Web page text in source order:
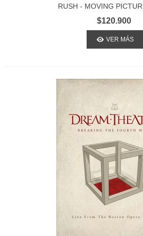
RUSH - MOVING
ANNIVERSARY
$120.900
VER MÁS